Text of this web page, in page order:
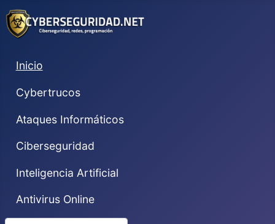
Inicio
Cybertrucos
Ataques Informáticos
Ciberseguridad
Inteligencia Artificial
Antivirus Online